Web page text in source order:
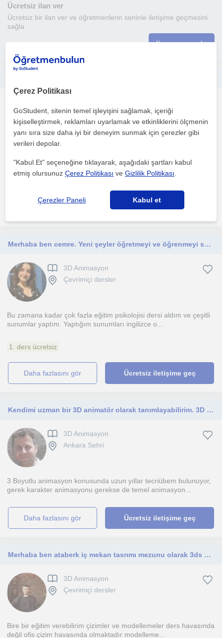
Ücretsiz ilan ver
Ücretsiz bir ilan ver ve öğretmenlerin seninle iletişime geçmesini
sağla
İlanını yayınla
Bakirköy İstanbul, Bahçe...
3D max da box modelling ile objelerin oluşturulması. Kalabalık
(Crowd) simulasyonu. Photoshop ile doku oluşturma (...
Ücretsiz iletişime geç
Merhaba ben cemre. Yeni şeyler öğretmeyi ve öğrenmeyi severim: Derslerim ilkokul seviyesinden lise seviyesine kadar olacak.
3D Animasyon
Çevrimiçi dersler
Bu zamana kadar çok fazla eğitim psikolojisi dersi aldım ve çeşitli
sunumlar yaptım. Yaptığım sunumları ingilizce o...
1. ders ücretsiz
daha fazlasını gör Ücretsiz iletişime geç
Kendimi uzman bir 3D animatör olarak tanımlayabilirim. 3D animasyon ve 3d tasarım konularında uzmanlaşmak isteyen herkese yönelik
3D Animasyon
Ankara Sehri
3 Boyutlu animasyon konusunda uzun yıllar tecriübem bulunuyor,
gerek karakter animasyonu gerekse de temel animasyon...
daha fazlasını gör Ücretsiz iletişime geç
Merhaba ben ataberk iç mekan tasrımı mezunu olarak 3ds max ve corona programlarında kendimi geliştirdim iç ve dış mekan modelleme
3D Animasyon
Çevrimiçi dersler
Bire bir eğitim verebilirim çizimler ve modellemeler ders havasında
değil ofis çizim havasında olmaktadır modelleme...
Çerez Politikası
GoStudent, sitenin temel işleyişini sağlamak, içeriği
kişiselleştirmek, reklamları uyarlamak ve etkinliklerini ölçmenin
yanı sıra size daha iyi bir deneyim sunmak için çerezler gibi
verileri depolar.
"Kabul Et" seçeneğine tıklayarak, aşağıdaki şartları kabul
etmiş olursunuzÇerez Politikası veGizlilik Politikası
Çerezler Paneli Kabul et